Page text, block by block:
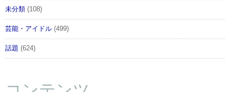
未分類 (108)
芸能・アイドル (499)
話題 (624)